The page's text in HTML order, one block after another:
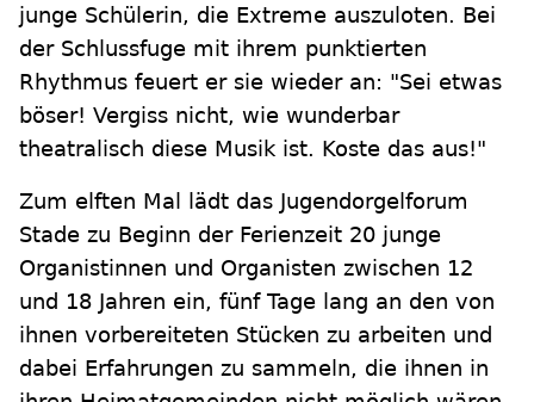
junge Schülerin, die Extreme auszuloten. Bei
der Schlussfuge mit ihrem punktierten
Rhythmus feuert er sie wieder an: "Sei etwas
böser! Vergiss nicht, wie wunderbar
theatralisch diese Musik ist. Koste das aus!"
Zum elften Mal lädt das Jugendorgelforum
Stade zu Beginn der Ferienzeit 20 junge
Organistinnen und Organisten zwischen 12
und 18 Jahren ein, fünf Tage lang an den von
ihnen vorbereiteten Stücken zu arbeiten und
dabei Erfahrungen zu sammeln, die ihnen in